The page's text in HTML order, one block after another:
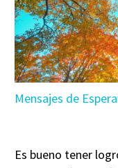
Mensajes de
Es bueno tener